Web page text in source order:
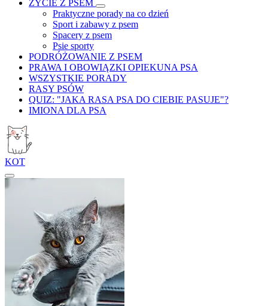
ŻYCIE Z PSEM
Praktyczne porady na co dzień
Sport i zabawy z psem
Spacery z psem
Psie sporty
PODRÓŻOWANIE Z PSEM
PRAWA I OBOWIĄZKI OPIEKUNA PSA
WSZYSTKIE PORADY
RASY PSÓW
QUIZ: "JAKA RASA PSA DO CIEBIE PASUJE"?
IMIONA DLA PSA
KOT